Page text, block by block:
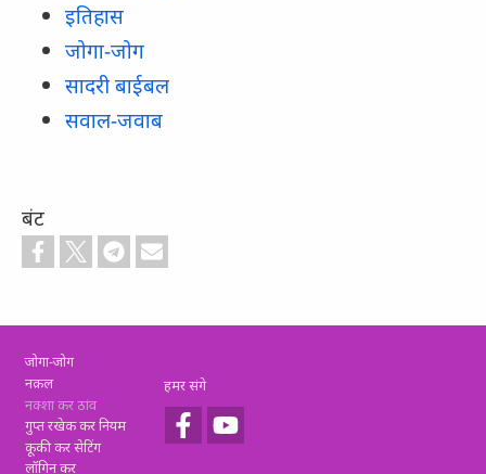
इतिहास
जोगा-जोग
सादरी बाईबल
सवाल-जवाब
बंट
Footer
जोगा-जोग
नक़ल
नक्शा कर ठांव
गुप्त रखेक कर नियम
कूकी कर सेटिंग
लॉगिन कर
हमर संगे